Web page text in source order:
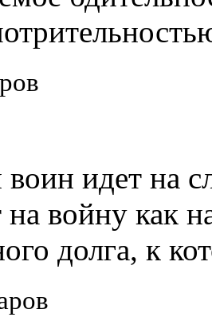
идет на
войну как
долга, к